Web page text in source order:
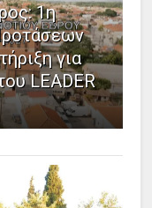
1η
για
LEADER